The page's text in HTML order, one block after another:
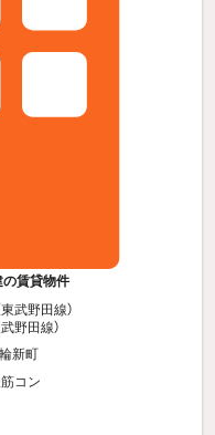
賃貸物件
東武野田線）
野田線）
新町
コン